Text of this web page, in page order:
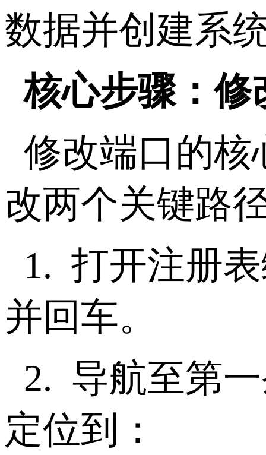
数据并创建系
核心步骤：修
修改端口的核
改两个关键路
1. 打开注册
并回车。
2. 导航至第
定位到：